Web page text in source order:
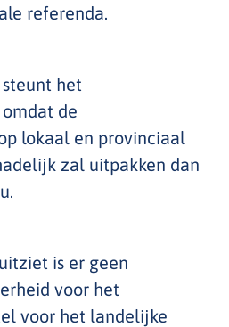
referenda.
het
de
lokaal en provinciaal
zal uitpakken dan
is er geen
voor het
voor het landelijke